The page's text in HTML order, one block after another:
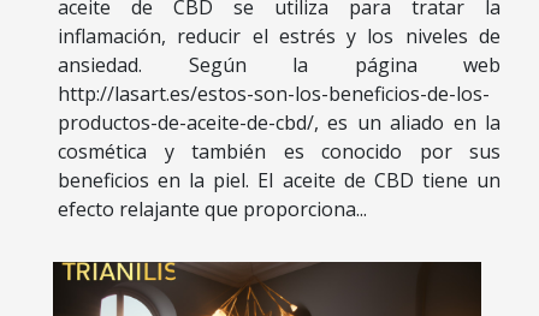
aceite de CBD se utiliza para tratar la
inflamación, reducir el estrés y los niveles de
ansiedad. Según la página web
http://lasart.es/estos-son-los-beneficios-de-los-
productos-de-aceite-de-cbd/, es un aliado en la
cosmética y también es conocido por sus
beneficios en la piel. El aceite de CBD tiene un
efecto relajante que proporciona...